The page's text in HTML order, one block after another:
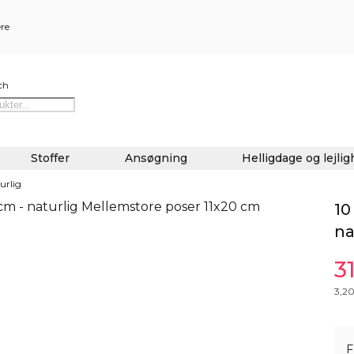
Stoffer Ansøgning Helligdage og
3,20